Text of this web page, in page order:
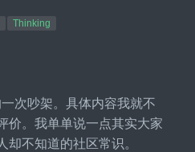
Thinking
次吵架。具体内容我就不
价。我单单说一点其实大家
却不知道的社区常识。